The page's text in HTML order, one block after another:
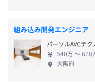
・都市手当（東京：1万
昇給・昇格 年1回（4
ション】 業務を進め
客折衝の機会も多い
ョンが重要な業務の一
では「心理的安全性
組み込み開発エンジニア
パーソルAVCテ
540万 〜 670
大阪府